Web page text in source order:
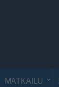
MATKAILU